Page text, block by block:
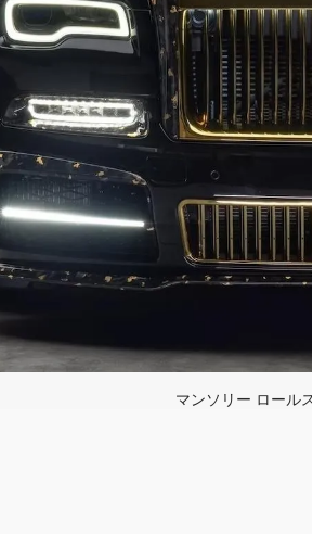
マンソリー ロール